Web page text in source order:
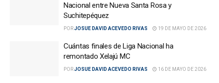
Nacional entre Nueva Santa Rosa y
Suchitepéquez
PORJOSUE DAVID ACEVEDO RIVAS 19 DE MAYO DE 2026
Cuántas finales de Liga Nacional ha
remontado Xelajú MC
PORJOSUE DAVID ACEVEDO RIVAS 16 DE MAYO DE 2026